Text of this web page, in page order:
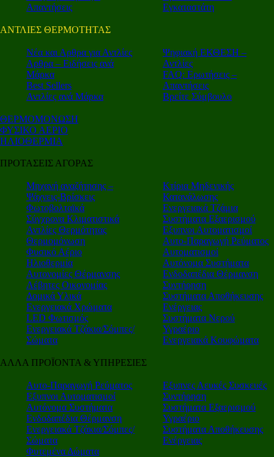
Απαντήσεις
Εγκαταστάτη
ΑΝΤΛΙΕΣ ΘΕΡΜΟΤΗΤΑΣ
Nέα και Αρθρα για Αντλίες
Αρθρα – Ειδήσεις ανά
Μάρκα
Best Sellers
Αντλίες ανά Μάρκα
Ψηφιακή ΕΚΘΕΣΗ –
Αντλίες
FAQ: Ερωτήσεις –
Απαντήσεις
Βρείτε Σύμβουλο
ΘΕΡΜΟΜΟΝΩΣΗ
ΦΥΣΙΚΟ ΑΕΡΙΟ
ΗΛΙΟΘΕΡΜΙΑ
ΠΡΟΤΑΣΕΙΣ ΑΓΟΡΑΣ
Μηχανή αναζήτησης –
Ψάχνεις-Βρίσκεις
Φωτοβολταϊκά
Σύγχρονα Κλιματιστικά
Αντλίες Θερμότητας
Θερμομόνωση
Φυσικό Αέριο
Ηλιοθερμία
Αυτονομίες Θέρμανσης
Λέβητες Οικονομίας
Δομικά Υλικά
Ενεργειακά Χρώματα
LED Φωτισμός
Ενεργειακά Τζάκια/Σόμπες/
Σώματα
Κτίρια Μηδενικής
Κατανάλωσης
Ενεργειακά Τζάμια
Συστήματα Εξαερισμού
Εξυπνοι Αυτοματισμοί
Αυτο-Παραγωγή Ρεύματος
Αυτοματισμοί
Αυτόνομα Συστήματα
Ενδοδαπέδια Θέρμανση
Συντήρηση
Συστήματα Αποθήκευσης
Ενέργειας
Συστήματα Νερού
Υγραέριο
Ενεργειακά Κουφώματα
ΑΛΛΑ ΠΡΟΪΟΝΤΑ & ΥΠΗΡΕΣΙΕΣ
Αυτο-Παραγωγή Ρεύματος
Εξυπνοι Αυτοματισμοί
Αυτόνομα Συστήματα
Ενδοδαπέδια Θέρμανση
Ενεργειακά Τζάκια/Σόμπες/
Σώματα
Φυτεμένα Δώματα
Εξυπνες Λευκές Συσκευές
Συντήρηση
Συστήματα Εξαερισμού
Υγραέριο
Συστήματα Αποθήκευσης
Ενέργειας